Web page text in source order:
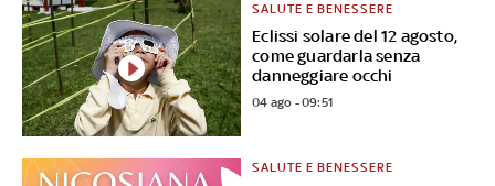
Eclissi solare del 12 agosto,
come guardarla senza
danneggiare occhi
SALUTE E BENESSERE
04 ago - 09:51
SALUTE E BENESSERE